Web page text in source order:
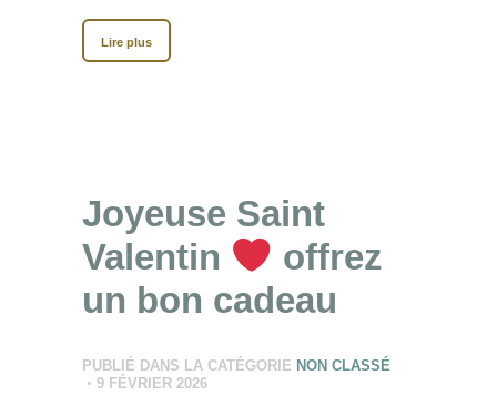
Lire plus
Joyeuse Saint
Valentin
offrez
un bon cadeau
PUBLIÉ DANS LA CATÉGORIE NON CLASSÉ
9 FÉVRIER 2026